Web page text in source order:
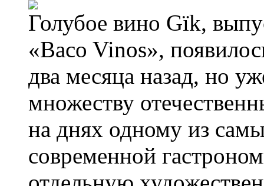
Голубое вино Gïk,
«Baco Vinos»,
два месяца назад, но
множеству
на днях одному из
современной